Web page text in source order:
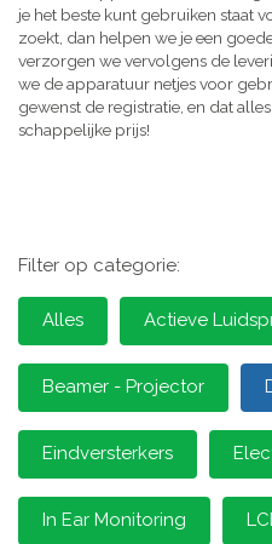
je het beste kunt gebruiken staat
zoekt, dan helpen we je een
verzorgen we vervolgens de
we de apparatuur netjes voor
gewenst de registratie, en dat
schappelijke prijs!
Filter op categorie:
Alles Actieve
Beamer - Projector
Eindversterkers
In Ear Monitoring